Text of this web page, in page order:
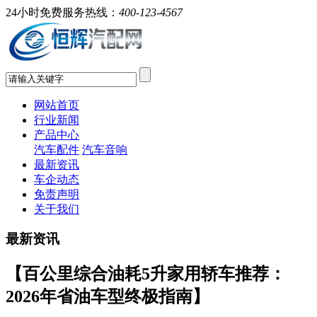
24小时免费服务热线： 400-123-4567
网站首页
行业新闻
产品中心
汽车配件 汽车音响
最新资讯
车企动态
免责声明
关于我们
最新资讯
【百公里综合油耗5升家用轿车推荐：
2026年省油车型终极指南】